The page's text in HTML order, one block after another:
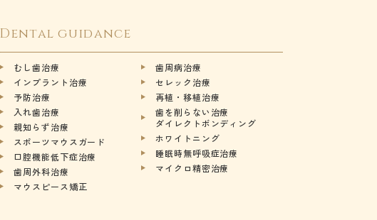
Dental guidance
むし歯治療
インプラント治療
予防治療
入れ歯治療
親知らず治療
スポーツマウスガード
口腔機能低下症治療
歯周外科治療
マウスピース矯正
歯周病治療
セレック治療
再植・移植治療
歯を削らない治療
ダイレクトボンディング
ホワイトニング
睡眠時無呼吸症治療
マイクロ精密治療